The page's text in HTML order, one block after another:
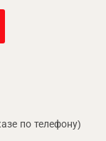
по телефону)